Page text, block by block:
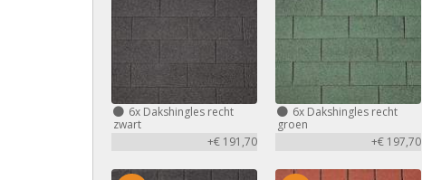
6x Dakshingles recht
zwart
+€ 191,70
6xDakshingles recht
groen
+€ 197,70